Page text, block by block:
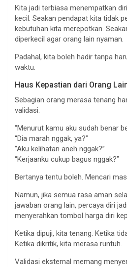
Kita jadi terbiasa menempatkan
kecil. Seakan pendapat kita tidak
kebutuhan kita merepotkan.
diperkecil agar orang lain nyaman.
Padahal, kita boleh hadir tanpa
waktu.
Haus Kepastian dari Orang
Sebagian orang merasa tenang
validasi.
“Menurut kamu aku sudah benar
“Dia marah nggak, ya?”
“Aku kelihatan aneh nggak?”
“Kerjaanku cukup bagus nggak?”
Bertanya tentu boleh. Mencari
Namun, jika semua rasa aman
jawaban orang lain, percaya diri
menyerahkan tombol harga diri
Ketika dipuji, kita tenang. Ketika
Ketika dikritik, kita merasa runtuh.
Validasi eksternal memang